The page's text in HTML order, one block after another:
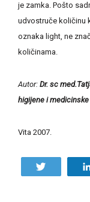
je zamka. Pošto
udvostruče količinu
oznaka light, ne
količinama.
Autor: Dr. sc
higijene i
Vita 2007.